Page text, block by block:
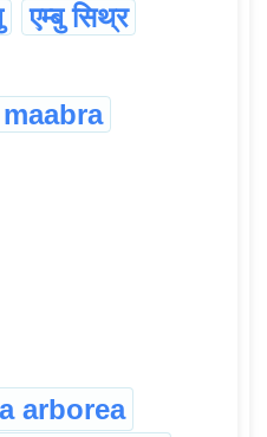
एम्बु सिथ्र
arborea